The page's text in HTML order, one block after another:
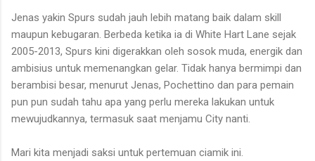
Jenas yakin Spurs sudah jauh lebih matang baik dalam skill
maupun kebugaran. Berbeda ketika ia di White Hart Lane sejak
2005-2013, Spurs kini digerakkan oleh sosok muda, energik dan
ambisius untuk memenangkan gelar. Tidak hanya bermimpi dan
berambisi besar, menurut Jenas, Pochettino dan para pemain
pun pun sudah tahu apa yang perlu mereka lakukan untuk
mewujudkannya, termasuk saat menjamu City nanti.
Mari kita menjadi saksi untuk pertemuan ciamik ini.